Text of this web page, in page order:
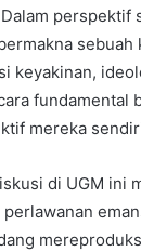
sebuah
keyakinan,
fundamental
mereka
di UGM ini